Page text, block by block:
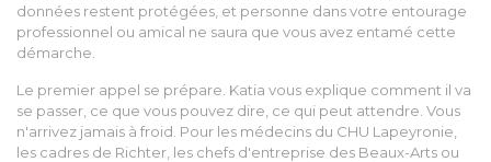
données restent protégées, et personne dans votre entourage
professionnel ou amical ne saura que vous avez entamé cette
démarche.
Le premier appel se prépare. Katia vous explique comment il va
se passer, ce que vous pouvez dire, ce qui peut attendre. Vous
n'arrivez jamais à froid. Pour les médecins du CHU Lapeyronie,
les cadres de Richter, les chefs d'entreprise des Beaux-Arts ou